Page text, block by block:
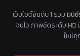
แหล่งรวมซีรี่ย์จีนแ
เว็บไซต์อันดับ 1 รวม มินิ
จบไว ภาพชัดระดับ HD
ใหม่